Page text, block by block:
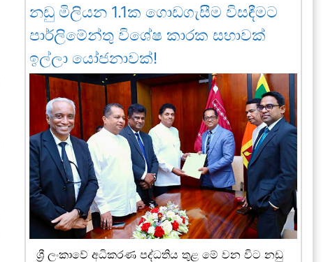
නඩු මිලියන 1.1ක ගොඩගැසීම විසඳීමට
පාර්ලිමේන්තු විශේෂ කාරක සභාවක්
ඉල්ලා යෝජනාවක්!
ශ්‍රී ලංකාවේ අධිකරණ පද්ධතිය තුළ මේ වන විට නඩු